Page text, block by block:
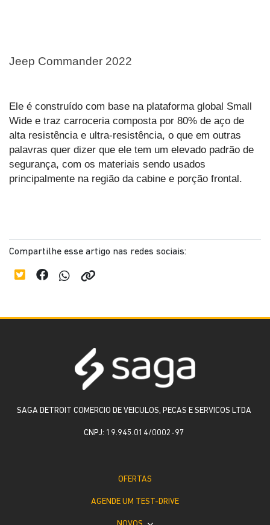
Jeep Commander 2022
Ele é construído com base na plataforma global Small
Wide e traz carroceria composta por 80% de aço de
alta resistência e ultra-resistência, o que em outras
palavras quer dizer que ele tem um elevado padrão de
segurança, com os materiais sendo usados
principalmente na região da cabine e porção frontal.
Compartilhe esse artigo nas redes sociais:
SAGA DETROIT COMERCIO DE VEICULOS, PECAS E SERVICOS LTDA
CNPJ: 19.945.014/0002-97
OFERTAS
AGENDE UM TEST-DRIVE